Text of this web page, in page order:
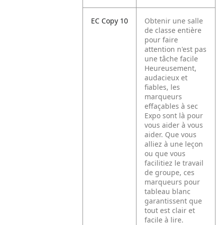
EC Copy 10
Obtenir une salle
de classe entière
pour faire
attention n'est pas
une tâche facile
Heureusement,
audacieux et
fiables, les
marqueurs
effaçables à sec
Expo sont là pour
vous aider à vous
aider. Que vous
alliez à une leçon
ou que vous
facilitiez le travail
de groupe, ces
marqueurs pour
tableau blanc
garantissent que
tout est clair et
facile à lire.